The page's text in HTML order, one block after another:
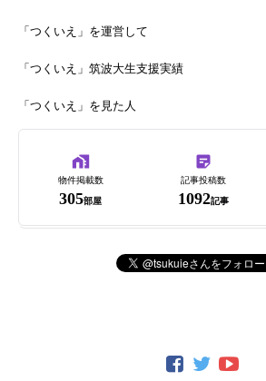
「つくいえ」を運営して
「つくいえ」筑波大生支援実績
「つくいえ」を見た人
物件掲載数
305部屋
記事投稿数
1092記事